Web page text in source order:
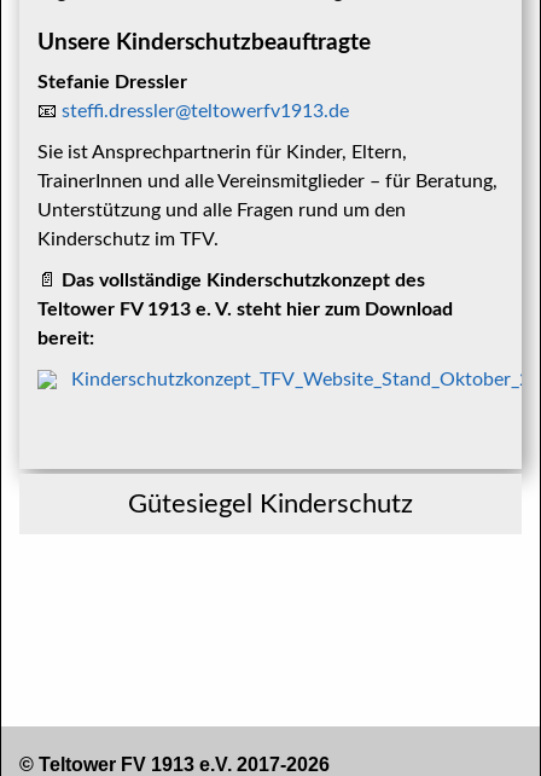
Unsere Kinderschutzbeauftragte
Stefanie Dressler
📧 steffi.dressler@teltowerfv1913.de
Sie ist Ansprechpartnerin für Kinder, Eltern,
TrainerInnen und alle Vereinsmitglieder – für Beratung,
Unterstützung und alle Fragen rund um den
Kinderschutz im TFV.
📄
Das vollständige Kinderschutzkonzept des
Teltower FV 1913 e. V. steht hier zum Download
bereit:
Gütesiegel Kinderschutz
© Teltower FV 1913 e.V. 2017-2026